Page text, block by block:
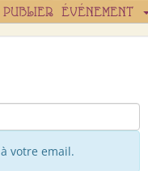
PUBLIER ÉVÉNEMENT
votre email.